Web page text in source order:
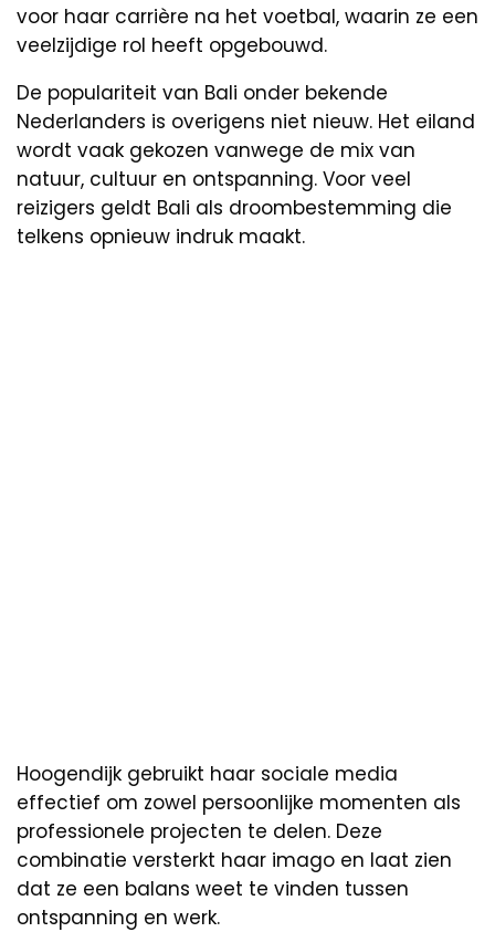
voor haar carrière na het voetbal, waarin ze een
veelzijdige rol heeft opgebouwd.
De populariteit van Bali onder bekende
Nederlanders is overigens niet nieuw. Het eiland
wordt vaak gekozen vanwege de mix van
natuur, cultuur en ontspanning. Voor veel
reizigers geldt Bali als droombestemming die
telkens opnieuw indruk maakt.
Hoogendijk gebruikt haar sociale media
effectief om zowel persoonlijke momenten als
professionele projecten te delen. Deze
combinatie versterkt haar imago en laat zien
dat ze een balans weet te vinden tussen
ontspanning en werk.